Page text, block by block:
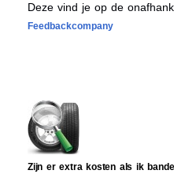
Deze vind je op de
Feedbackcompany
Zijn er extra kosten als ik